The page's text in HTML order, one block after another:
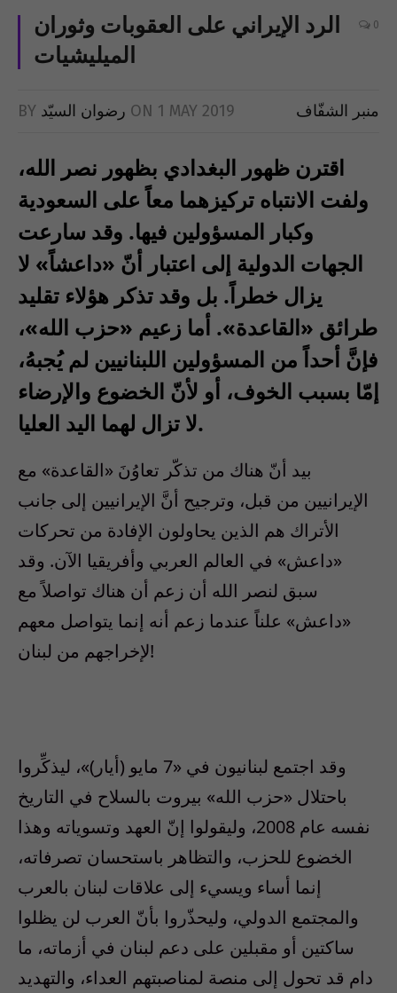
الرد الإيراني على العقوبات وثوران
الميليشيات
0
BY رضوان السيّد ON 1 MAY 2019 منبر الشفّاف
اقترن ظهور البغدادي بظهور نصر الله،
ولفت الانتباه تركيزهما معاً على السعودية
وكبار المسؤولين فيها. وقد سارعت
الجهات الدولية إلى اعتبار أنّ «داعشاً» لا
يزال خطراً. بل وقد تذكر هؤلاء تقليد
طرائق «القاعدة». أما زعيم «حزب الله»،
فإنَّ أحداً من المسؤولين اللبنانيين لم يُجبهُ،
إمّا بسبب الخوف، أو لأنّ الخضوع والإرضاء
لا تزال لهما اليد العليا.
بيد أنّ هناك من تذكّر تعاوُنَ «القاعدة» مع
الإيرانيين من قبل، وترجيح أنَّ الإيرانيين إلى جانب
الأتراك هم الذين يحاولون الإفادة من تحركات
«داعش» في العالم العربي وأفريقيا الآن. وقد
سبق لنصر الله أن زعم أن هناك تواصلاً مع
«داعش» علناً عندما زعم أنه إنما يتواصل معهم
لإخراجهم من لبنان!
وقد اجتمع لبنانيون في «7 مايو (أيار)»، ليذكِّروا
باحتلال «حزب الله» بيروت بالسلاح في التاريخ
نفسه عام 2008، وليقولوا إنّ العهد وتسوياته وهذا
الخضوع للحزب، والتظاهر باستحسان تصرفاته،
إنما أساء ويسيء إلى علاقات لبنان بالعرب
والمجتمع الدولي، وليحذّروا بأنّ العرب لن يظلوا
ساكتين أو مقبلين على دعم لبنان في أزماته، ما
دام قد تحول إلى منصة لمناصبتهم العداء، والتهديد